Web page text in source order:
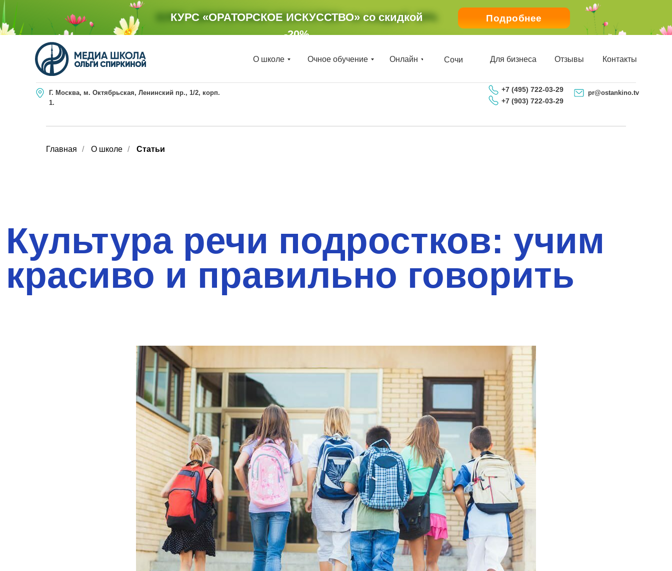
Подробнее
КУРС «ОРАТОРСКОЕ ИСКУССТВО»со скидкой-20%
КУРС «ОРАТОРСКОЕ ИСКУССТВО»со скидкой
-20%
О школе Очное обучение Онлайн Отзывы
Для бизнеса Контакты
Г. Москва, м. Октябрьская, Ленинский пр., 1/2, корп.
1.
pr@ostankino.tv
+7 (495) 722-03-29
+7 (903) 722-03-29
Сочи
Главная / О школе / Статьи
Культура речи подростков: учим
красиво и правильно говорить